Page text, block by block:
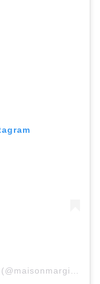
A post shared by Maison Margiela (@maisonmargiela)